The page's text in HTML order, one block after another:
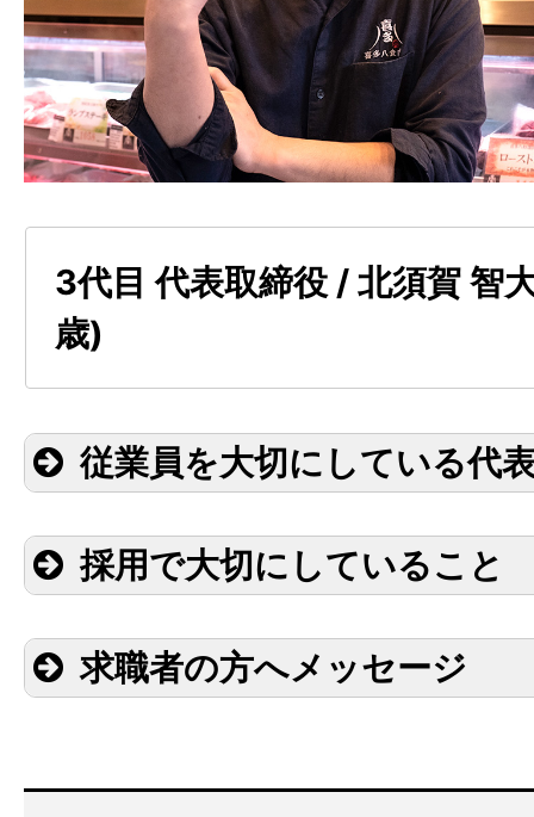
3代目 代表取締役 / 北須賀 智
歳)
従業員を大切にしている代
採用で大切にしていること
求職者の方へメッセージ